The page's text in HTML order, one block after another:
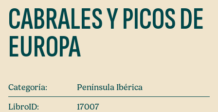
CABRALES Y PICOS DE
EUROPA
Categoría:
Península Ibérica
LibroID:
17007